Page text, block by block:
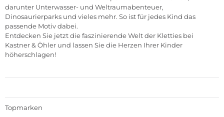
darunter Unterwasser- und Weltraumabenteuer,
Dinosaurierparks und vieles mehr. So ist für jedes Kind das
passende Motiv dabei.
Entdecken Sie jetzt die faszinierende Welt der Kletties bei
Kastner & Öhler und lassen Sie die Herzen Ihrer Kinder
höherschlagen!
Topmarken